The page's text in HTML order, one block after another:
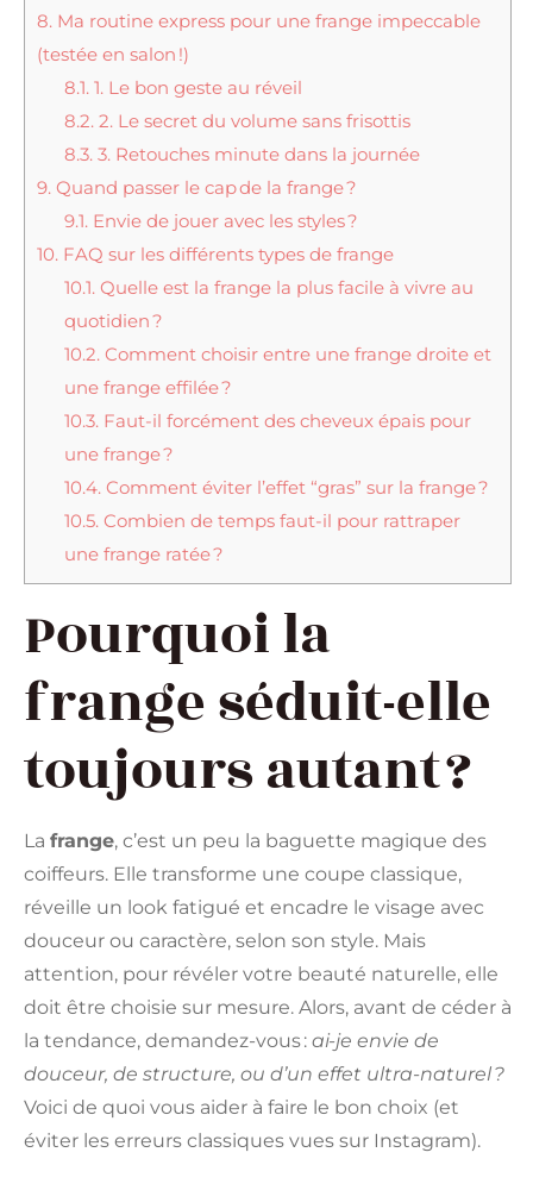
8. Ma routine express pour une frange impeccable
(testée en salon !)
8.1. 1. Le bon geste au réveil
8.2. 2. Le secret du volume sans frisottis
8.3. 3. Retouches minute dans la journée
9. Quand passer le cap de la frange ?
9.1. Envie de jouer avec les styles ?
10. FAQ sur les différents types de frange
10.1. Quelle est la frange la plus facile à vivre au
quotidien ?
10.2. Comment choisir entre une frange droite et
une frange effilée ?
10.3. Faut-il forcément des cheveux épais pour
une frange ?
10.4. Comment éviter l’effet “gras” sur la frange ?
10.5. Combien de temps faut-il pour rattraper
une frange ratée ?
Pourquoi la
frange séduit-elle
toujours autant ?
La frange, c’est un peu la baguette magique des
coiffeurs. Elle transforme une coupe classique,
réveille un look fatigué et encadre le visage avec
douceur ou caractère, selon son style. Mais
attention, pour révéler votre beauté naturelle, elle
doit être choisie sur mesure. Alors, avant de céder à
la tendance, demandez-vous : ai-je envie de
douceur, de structure, ou d’un effet ultra-naturel ?
Voici de quoi vous aider à faire le bon choix (et
éviter les erreurs classiques vues sur Instagram).